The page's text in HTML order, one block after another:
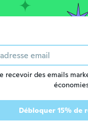
more like burning
chargements
and has
recevoir des emails
Débloquer 15% de